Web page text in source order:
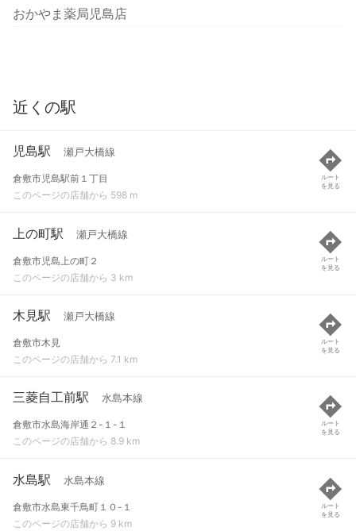
おかやま薬局児島店
近くの駅
児島駅 瀬戸大橋線
倉敷市児島駅前１丁目
このページの店舗から 598 m
ルート
を見る
上の町駅 瀬戸大橋線
倉敷市児島上の町２
このページの店舗から 3 km
ルート
を見る
木見駅 瀬戸大橋線
倉敷市木見
このページの店舗から 7.1 km
ルート
を見る
三菱自工前駅 水島本線
倉敷市水島海岸通２-１-１
このページの店舗から 8.9 km
ルート
を見る
水島駅 水島本線
倉敷市水島東千鳥町１０-１
このページの店舗から 9 km
ルート
を見る